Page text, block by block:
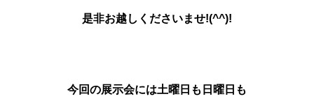
是非お越しくださいませ!(^^)!
今回の展示会には土曜日も日曜日も